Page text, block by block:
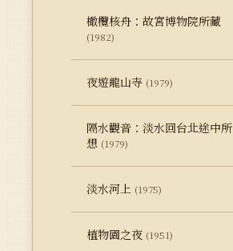
橄欖核舟：故宮博物院所藏
(1982)
夜遊龍山寺 (1979)
隔水觀音：淡水回台北途中所
想 (1979)
淡水河上 (1975)
植物園之夜 (1951)